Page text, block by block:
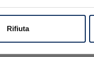
Rifiuta
Addetta Back
SCRIVI